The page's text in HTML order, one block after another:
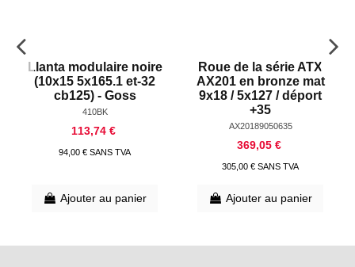
Llanta modulaire noire
(10x15 5x165.1 et-32
cb125) - Goss
410BK
113,74 €
94,00 € SANS TVA
Ajouter au panier
Roue de la série ATX
AX201 en bronze mat
9x18 / 5x127 / déport
+35
AX20189050635
369,05 €
305,00 € SANS TVA
Ajouter au panier